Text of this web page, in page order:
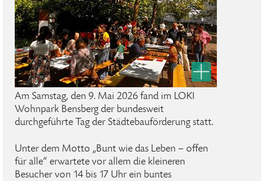
Am Samstag, den 9. Mai 2026 fand im LOKI
Wohnpark Bensberg der bundesweit
durchgeführte Tag der Städtebauförderung statt.
Unter dem Motto „Bunt wie das Leben – offen
für alle“ erwartete vor allem die kleineren
Besucher von 14 bis 17 Uhr ein buntes